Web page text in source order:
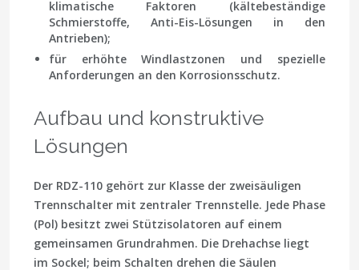
klimatische Faktoren (kältebeständige
Schmierstoffe, Anti-Eis-Lösungen in den
Antrieben);
für erhöhte Windlastzonen und spezielle
Anforderungen an den Korrosionsschutz.
Aufbau und konstruktive
Lösungen
Der RDZ-110 gehört zur Klasse der zweisäuligen
Trennschalter mit zentraler Trennstelle. Jede Phase
(Pol) besitzt zwei Stützisolatoren auf einem
gemeinsamen Grundrahmen. Die Drehachse liegt
im Sockel; beim Schalten drehen die Säulen